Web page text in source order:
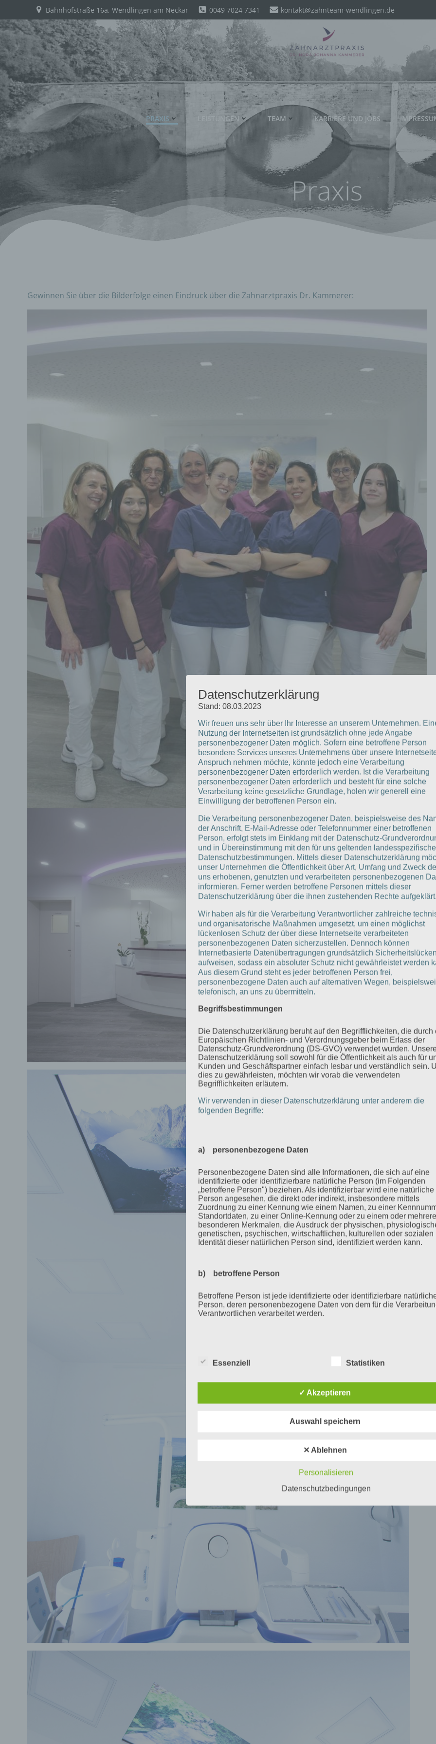
Inhalt
springen
Bahnhofstraße 16a, Wendlingen am Neckar 0049 7024 7341 kontakt@zahnteam-wendlingen.de
PRAXIS LEISTUNGEN TEAM KARRIERE UND JOBS
Praxis
Gewinnen Sie über die Bilderfolge einen Eindruck über die Zahnarztpraxis Dr. Kammerer:
Datenschutzerklärung
Stand: 08.03.2023
Wir freuen uns sehr über Ihr Interesse an unserem Unternehmen.
Nutzung der Internetseiten ist grundsätzlich ohne jede Angabe
personenbezogener Daten möglich. Sofern eine betroffene Person
besondere Services unseres Unternehmens über unsere
Anspruch nehmen möchte, könnte jedoch eine Verarbeitung
personenbezogener Daten erforderlich werden. Ist die Verarbeitung
personenbezogener Daten erforderlich und besteht für eine solche
Verarbeitung keine gesetzliche Grundlage, holen wir generell eine
Einwilligung der betroffenen Person ein.
Die Verarbeitung personenbezogener Daten, beispielsweise des
der Anschrift, E-Mail-Adresse oder Telefonnummer einer betroffenen
Person, erfolgt stets im Einklang mit der Datenschutz-
und in Übereinstimmung mit den für uns geltenden
Datenschutzbestimmungen. Mittels dieser Datenschutzerklärung
unser Unternehmen die Öffentlichkeit über Art, Umfang und Zweck
uns erhobenen, genutzten und verarbeiteten personenbezogenen
informieren. Ferner werden betroffene Personen mittels dieser
Datenschutzerklärung über die ihnen zustehenden Rechte aufgeklärt.
Wir haben als für die Verarbeitung Verantwortlicher zahlreiche
und organisatorische Maßnahmen umgesetzt, um einen möglichst
lückenlosen Schutz der über diese Internetseite verarbeiteten
personenbezogenen Daten sicherzustellen. Dennoch können
Internetbasierte Datenübertragungen grundsätzlich Sicherheitslücken
aufweisen, sodass ein absoluter Schutz nicht gewährleistet werden
Aus diesem Grund steht es jeder betroffenen Person frei,
personenbezogene Daten auch auf alternativen Wegen,
telefonisch, an uns zu übermitteln.
Begriffsbestimmungen
Die Datenschutzerklärung beruht auf den Begrifflichkeiten, die durch
Europäischen Richtlinien- und Verordnungsgeber beim Erlass der
Datenschutz-Grundverordnung (DS-GVO) verwendet wurden. Unsere
Datenschutzerklärung soll sowohl für die Öffentlichkeit als auch für
Kunden und Geschäftspartner einfach lesbar und verständlich sein.
dies zu gewährleisten, möchten wir vorab die verwendeten
Begrifflichkeiten erläutern.
Wir verwenden in dieser Datenschutzerklärung unter anderem die
folgenden Begriffe:
a) personenbezogene Daten
Personenbezogene Daten sind alle Informationen, die sich auf eine
identifizierte oder identifizierbare natürliche Person (im Folgenden
„betroffene Person") beziehen. Als identifizierbar wird eine natürliche
Person angesehen, die direkt oder indirekt, insbesondere mittels
Zuordnung zu einer Kennung wie einem Namen, zu einer
Standortdaten, zu einer Online-Kennung oder zu einem oder
besonderen Merkmalen, die Ausdruck der physischen,
genetischen, psychischen, wirtschaftlichen, kulturellen oder sozialen
Identität dieser natürlichen Person sind, identifiziert werden kann.
b) betroffene Person
Betroffene Person ist jede identifizierte oder identifizierbare
Person, deren personenbezogene Daten von dem für die
Verantwortlichen verarbeitet werden.
Verarbeitung ist jeder mit oder ohne Hilfe automatisierter Verfahren
mit personenbezogenen Daten wie das Erheben, das Erfassen, die
Organisation, das Ordnen, die Speicherung, die Anpassung oder
Veränderung, das Auslesen, das Abfragen, die Verwendung, die
Bereitstellung, den Abgleich oder die Verknüpfung, die
personenbezogener Daten mit dem Ziel, ihre künftige Verarbeitung
e) Profiling
Profiling ist jede Art der automatisierten Verarbeitung
Daten, die darin besteht, dass diese personenbezogenen Daten
werden, um bestimmte persönliche Aspekte, die sich auf eine
Person beziehen, zu bewerten, insbesondere, um Aspekte bezüglich
Arbeitsleistung, wirtschaftlicher Lage, Gesundheit, persönlicher
Interessen, Zuverlässigkeit, Verhalten, Aufenthaltsort oder
dieser natürlichen Person zu analysieren oder vorherzusagen.
f) Pseudonymisierung
organisatorischen Maßnahmen unterliegen, die gewährleisten, dass
natürlichen Person zugewiesen werden.
Essenziell Statistiken
✓ Akzeptieren
Auswahl speichern
✕ Ablehnen
Personalisieren
Datenschutzbedingungen